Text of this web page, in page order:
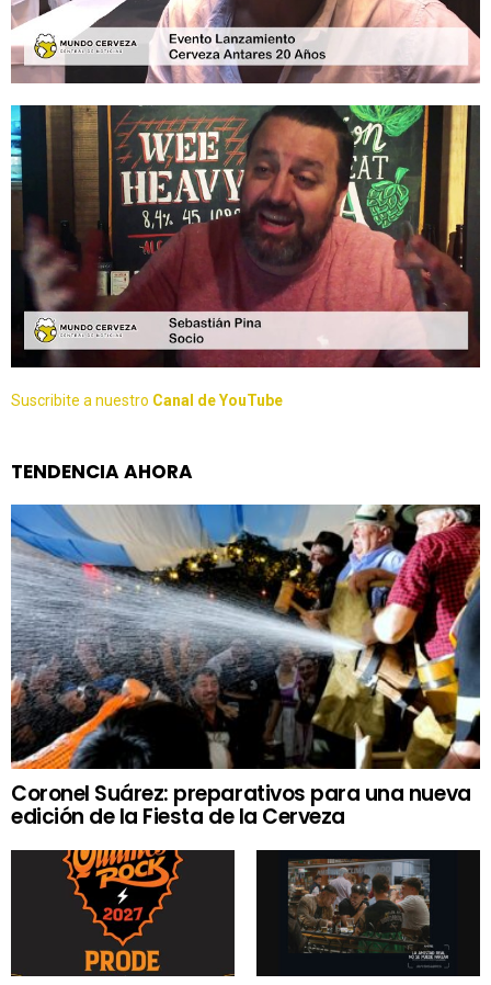
Suscribite a nuestro Canal de YouTube
TENDENCIA AHORA
Coronel Suárez: preparativos para una nueva
edición de la Fiesta de la Cerveza